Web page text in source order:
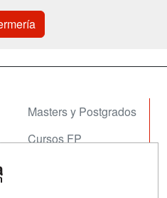
Masters y Postgrados
Cursos FP